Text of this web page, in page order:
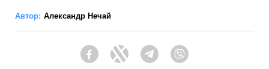
Автор: Александр Нечай
FacebookTwitter Telegram